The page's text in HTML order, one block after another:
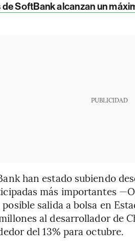
SoftBank alcanzan un
PUBLICIDAD
han estado subiendo
más importantes
salida a bolsa en
al desarrollador de
del 13% para octubre.